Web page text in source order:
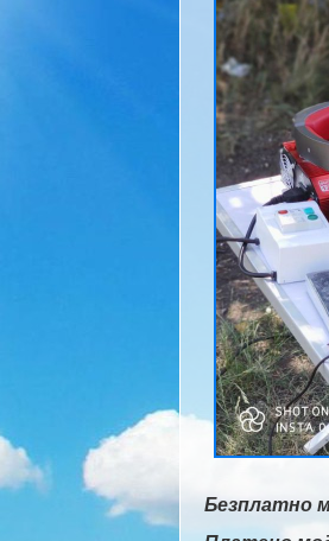
Безплатно